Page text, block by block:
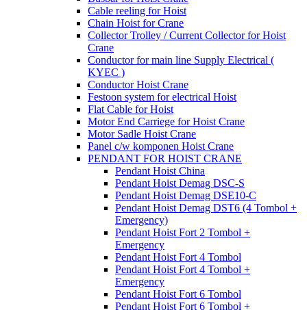
Cable reeling for Hoist
Chain Hoist for Crane
Collector Trolley / Current Collector for Hoist
Crane
Conductor for main line Supply Electrical (
KYEC )
Conductor Hoist Crane
Festoon system for electrical Hoist
Flat Cable for Hoist
Motor End Carriege for Hoist Crane
Motor Sadle Hoist Crane
Panel c/w komponen Hoist Crane
PENDANT FOR HOIST CRANE
Pendant Hoist China
Pendant Hoist Demag DSC-S
Pendant Hoist Demag DSE10-C
Pendant Hoist Demag DST6 (4 Tombol +
Emergency)
Pendant Hoist Fort 2 Tombol +
Emergency
Pendant Hoist Fort 4 Tombol
Pendant Hoist Fort 4 Tombol +
Emergency
Pendant Hoist Fort 6 Tombol
Pendant Hoist Fort 6 Tombol +